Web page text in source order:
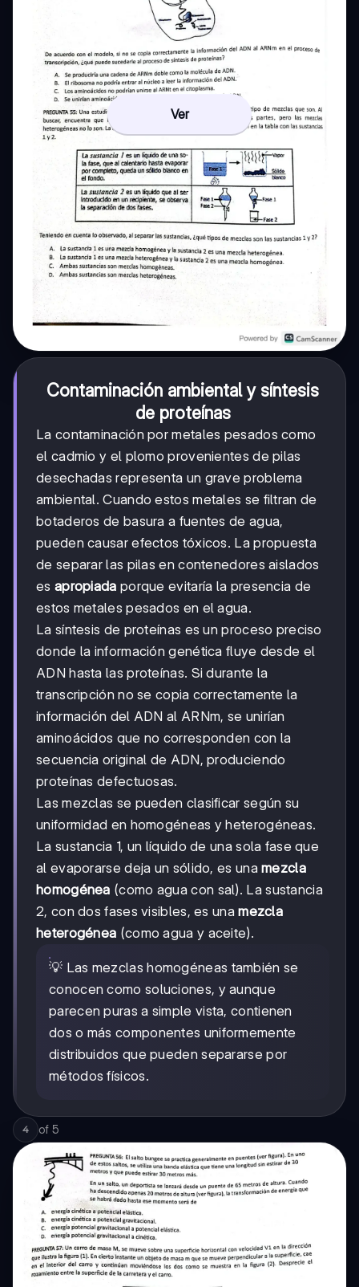
Ver
Contaminación ambiental y síntesis
de proteínas
La contaminación por metales pesados como
el cadmio y el plomo provenientes de pilas
desechadas representa un grave problema
ambiental. Cuando estos metales se filtran de
botaderos de basura a fuentes de agua,
pueden causar efectos tóxicos. La propuesta
de separar las pilas en contenedores aislados
es apropiada porque evitaría la presencia de
estos metales pesados en el agua.
La síntesis de proteínas es un proceso preciso
donde la información genética fluye desde el
ADN hasta las proteínas. Si durante la
transcripción no se copia correctamente la
información del ADN al ARNm, se unirían
aminoácidos que no corresponden con la
secuencia original de ADN, produciendo
proteínas defectuosas.
Las mezclas se pueden clasificar según su
uniformidad en homogéneas y heterogéneas.
La sustancia 1, un líquido de una sola fase que
al evaporarse deja un sólido, es unamezcla
homogénea (como agua con sal). La sustancia
2, con dos fases visibles, es unamezcla
heterogénea (como agua y aceite).
💡 Las mezclas homogéneas también se
conocen como soluciones, y aunque
parecen puras a simple vista, contienen
dos o más componentes uniformemente
distribuidos que pueden separarse por
métodos físicos.
4 of 5